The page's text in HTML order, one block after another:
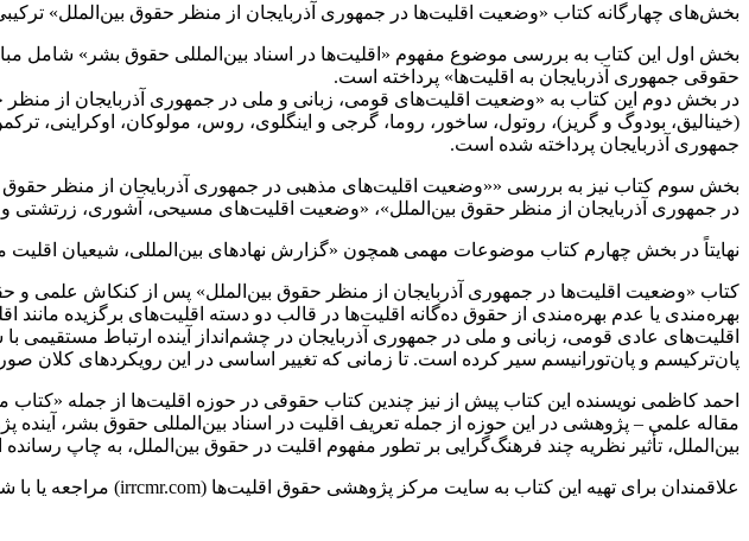
بخش‌های چهارگانه کتاب «وضعیت اقلیت‌ها در جمهوری آذربایجان از منظر حقوق بین‌الملل»
بخش اول این کتاب به بررسی موضوع مفهوم «اقلیت‌ها در اسناد بین‌المللی حقوق بشر» شامل
حقوقی جمهوری آذربایجان به اقلیت‌ها» پرداخته است.
در بخش دوم این کتاب به «وضعیت اقلیت‌های قومی، زبانی و ملی در جمهوری آذربایجان از منظر
(خینالیق، بودوگ و گریز)، روتول، ساخور ، روما، گرجی و اینگلوی، روس، مولوکان، اوکراینی،
جمهوری آذربایجان پرداخته شده است.
بخش سوم کتاب نیز به بررسی ««وضعیت اقلیت‌های مذهبی در جمهوری آذربایجان از منظر
در جمهوری آذربایجان از منظر حقوق بین‌الملل»، «وضعیت اقلیت‌های مسیحی، آشوری، زرتشتی و
نهایتاً در بخش چهارم کتاب موضوعات مهمی همچون «گزارش نهادهای بین‌المللی، شیعیان اقلیت
کتاب «وضعیت اقلیت‌ها در جمهوری آذربایجان از منظر حقوق بین‌الملل» پس از کنکاش علمی و
بهره‌مندی یا عدم بهره‌مندی از حقوق ده‌گانه اقلیت‌ها در قالب دو دسته اقلیت‌های برگزیده
اقلیت‌های عادی قومی، زبانی و ملی در جمهوری آذربایجان در چشم‌انداز آینده ارتباط مستقیمی
پان‌ترکیسم و پان‌تورانیسم سیر کرده است. تا زمانی که تغییر اساسی در این رویکردهای کلان
احمد کاظمی نویسنده این کتاب پیش از نیز چندین کتاب حقوقی در حوزه اقلیت‌ها از جمله
مقاله علمی – پژوهشی در این حوزه از جمله تعریف اقلیت در اسناد بین‌المللی حقوق بشر، آینده
بین‌الملل، تأثیر نظریه چند فرهنگ‌گرایی بر تطور مفهوم اقلیت در حقوق بین‌الملل، به چاپ
علاقمندان برای تهیه این کتاب به سایت مرکز پژوهشی حقوق اقلیت‌ها (irrcmr.com) مراجعه یا با شماره تلفن ۸۸۵۰۰۹۴۶ تماس بگیرند.